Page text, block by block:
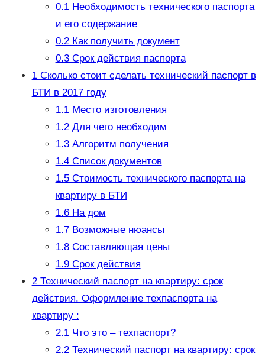
0.1Необходимость технического паспорта
и его содержание
0.2Как получить документ
0.3Срок действия паспорта
1Сколько стоит сделать технический паспорт в
БТИ в 2017 году
1.1Место изготовления
1.2Для чего необходим
1.3Алгоритм получения
1.4Список документов
1.5Стоимость технического паспорта на
квартиру в БТИ
1.6На дом
1.7Возможные нюансы
1.8Составляющая цены
1.9Срок действия
2Технический паспорт на квартиру: срок
действия. Оформление техпаспорта на
квартиру :
2.1Что это – техпаспорт?
2.2Технический паспорт на квартиру: срок